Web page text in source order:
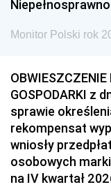
Monitor Polski rok
GOSPODARKI z
sprawie
rekompensat
wniosły
osobowych
na IV kwartał